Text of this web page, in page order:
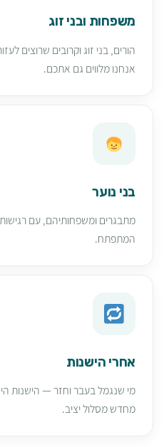
משפחות ובני זוג
הורים, בני זוג וקרובים שרוצים
אנחנו מלווים גם אתכם.
בני נוער
מתבגרים ומשפחותיהם, עם רגישות
המתפתח.
אחרי הישנות
מי שנגמל בעבר וחזר — הישנות
מחדש מסלול יציב.